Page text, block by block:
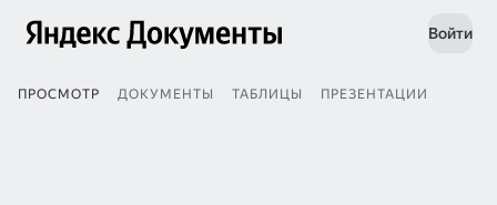
Войти
ПРОСМОТР ДОКУМЕНТЫ ТАБЛИЦЫ ПРЕЗЕНТАЦИИ